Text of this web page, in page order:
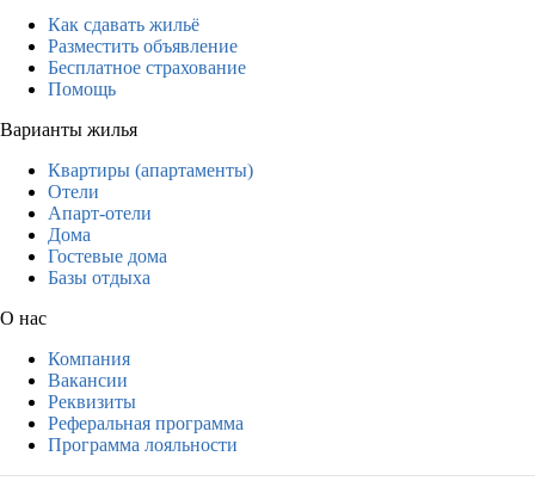
Как сдавать жильё
Разместить объявление
Бесплатное страхование
Помощь
Варианты жилья
Квартиры (апартаменты)
Отели
Апарт-отели
Дома
Гостевые дома
Базы отдыха
О нас
Компания
Вакансии
Реквизиты
Реферальная программа
Программа лояльности